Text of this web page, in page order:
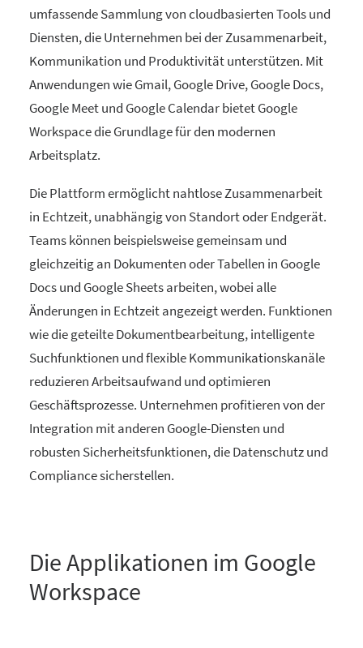
umfassende Sammlung von cloudbasierten Tools und
Diensten, die Unternehmen bei der Zusammenarbeit,
Kommunikation und Produktivität unterstützen. Mit
Anwendungen wie Gmail, Google Drive, Google Docs,
Google Meet und Google Calendar bietet Google
Workspace die Grundlage für den modernen
Arbeitsplatz.
Die Plattform ermöglicht nahtlose Zusammenarbeit
in Echtzeit, unabhängig von Standort oder Endgerät.
Teams können beispielsweise gemeinsam und
gleichzeitig an Dokumenten oder Tabellen in Google
Docs und Google Sheets arbeiten, wobei alle
Änderungen in Echtzeit angezeigt werden. Funktionen
wie die geteilte Dokumentbearbeitung, intelligente
Suchfunktionen und flexible Kommunikationskanäle
reduzieren Arbeitsaufwand und optimieren
Geschäftsprozesse. Unternehmen profitieren von der
Integration mit anderen Google-Diensten und
robusten Sicherheitsfunktionen, die Datenschutz und
Compliance sicherstellen.
Die Applikationen im Google
Workspace